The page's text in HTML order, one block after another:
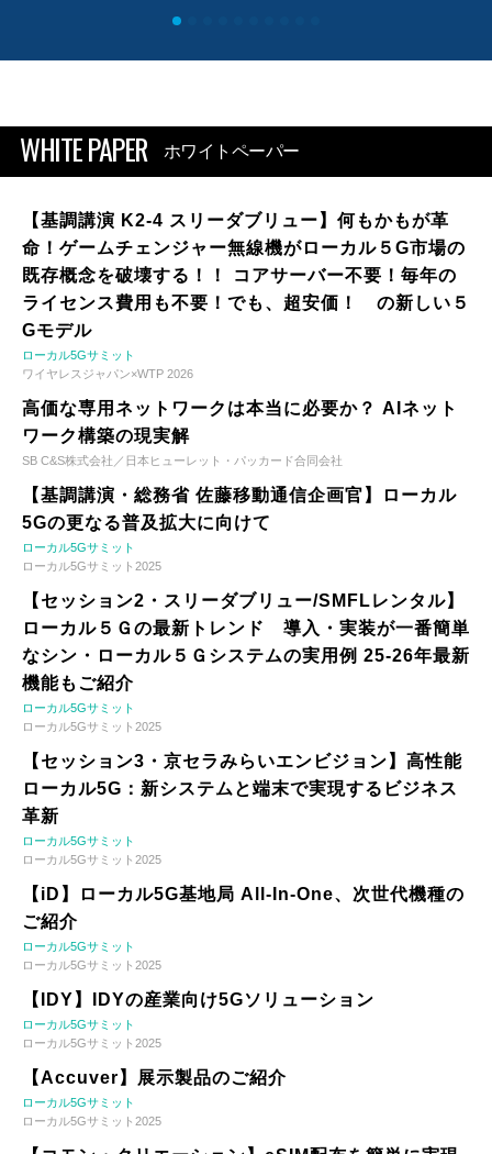
WHITE PAPER ホワイトペーパー
【基調講演 K2-4 スリーダブリュー】何もかもが革
命！ゲームチェンジャー無線機がローカル５G市場の
既存概念を破壊する！！ コアサーバー不要！毎年の
ライセンス費用も不要！でも、超安価！ の新しい５
Gモデル
ローカル5Gサミット
ワイヤレスジャパン×WTP 2026
高価な専用ネットワークは本当に必要か？ AIネット
ワーク構築の現実解
SB C&S株式会社／日本ヒューレット・パッカード合同会社
【基調講演・総務省 佐藤移動通信企画官】ローカル
5Gの更なる普及拡大に向けて
ローカル5Gサミット
ローカル5Gサミット2025
【セッション2・スリーダブリュー/SMFLレンタル】
ローカル５Ｇの最新トレンド 導入・実装が一番簡単
なシン・ローカル５Ｇシステムの実用例 25-26年最新
機能もご紹介
ローカル5Gサミット
ローカル5Gサミット2025
【セッション3・京セラみらいエンビジョン】高性能
ローカル5G：新システムと端末で実現するビジネス
革新
ローカル5Gサミット
ローカル5Gサミット2025
【iD】ローカル5G基地局 All-In-One、次世代機種の
ご紹介
ローカル5Gサミット
ローカル5Gサミット2025
【IDY】IDYの産業向け5Gソリューション
ローカル5Gサミット
ローカル5Gサミット2025
【Accuver】展示製品のご紹介
ローカル5Gサミット
ローカル5Gサミット2025